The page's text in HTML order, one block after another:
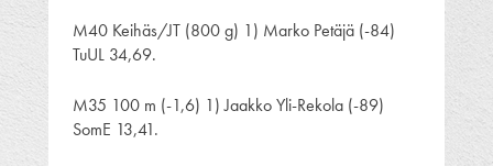
M40 Keihäs/JT (800 g) 1) Marko Petäjä (-84)
TuUL 34,69.
M35 100 m (-1,6) 1) Jaakko Yli-Rekola (-89)
SomE 13,41.